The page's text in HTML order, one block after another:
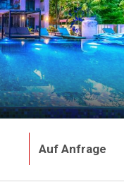
Auf Anfrage